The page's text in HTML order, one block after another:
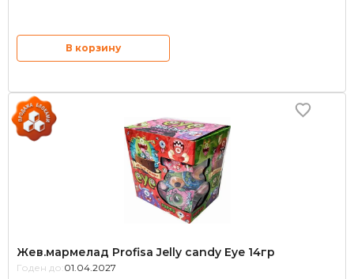
В корзину
Жев.мармелад Profisa Jelly candy Eye 14гр
Годен до: 01.04.2027